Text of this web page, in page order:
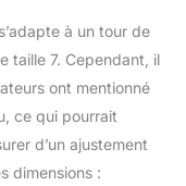
pour les
femmes et
; utilisez cet
l'équitation,
à un tour de
taille 7. Cependant, il
ont mentionné
ce qui pourrait
d’un ajustement
dimensions :